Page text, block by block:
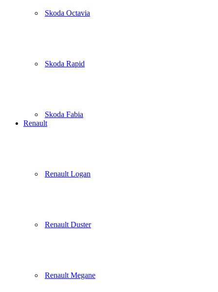
Skoda Octavia
Skoda Rapid
Skoda Fabia
Renault
Renault Logan
Renault Duster
Renault Megane